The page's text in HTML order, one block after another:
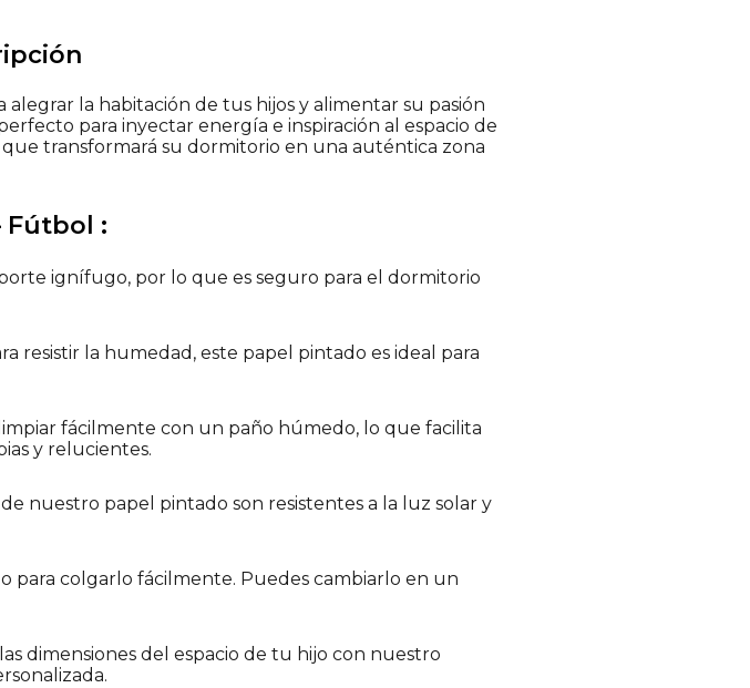
la habitación de tus hijos y alimentar su pasión
para inyectar energía e inspiración al espacio de
transformará su dormitorio en una auténtica zona
Fútbol :
ignífugo, por lo que es seguro para el dormitorio
resistir la humedad, este papel pintado es ideal para
fácilmente con un paño húmedo, lo que facilita
y relucientes.
nuestro papel pintado son resistentes a la luz solar y
para colgarlo fácilmente. Puedes cambiarlo en un
dimensiones del espacio de tu hijo con nuestro